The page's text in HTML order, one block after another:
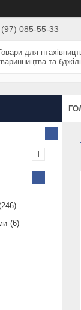
085-55-33
для
та
246
6